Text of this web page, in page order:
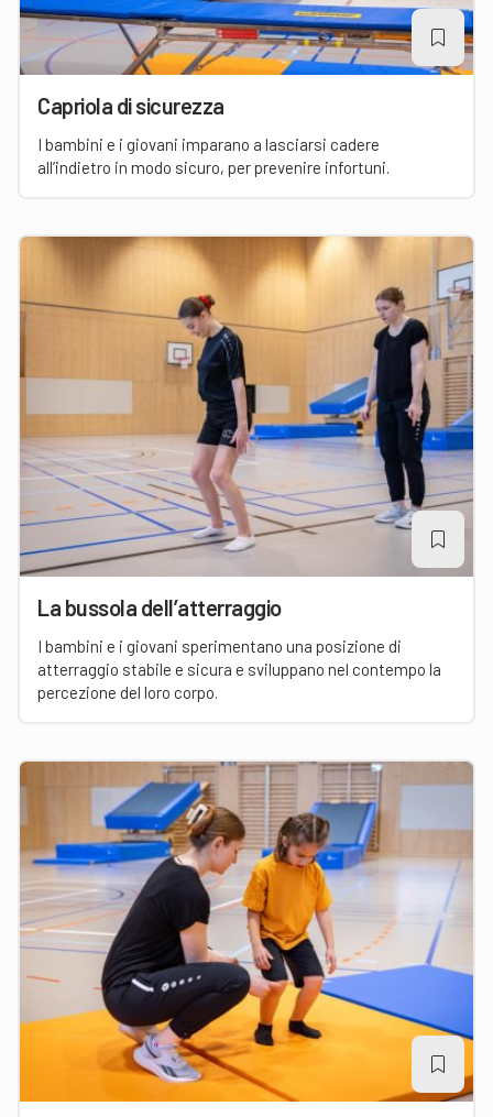
Capriola di sicurezza
I bambini e i giovani imparano a lasciarsi cadere
all’indietro in modo sicuro, per prevenire infortuni.
La bussola dell’atterraggio
I bambini e i giovani sperimentano una posizione di
atterraggio stabile e sicura e sviluppano nel contempo la
percezione del loro corpo.